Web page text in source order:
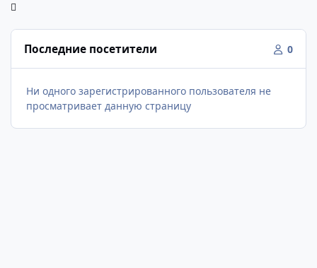
Последние посетители 0
Ни одного зарегистрированного пользователя не
просматривает данную страницу